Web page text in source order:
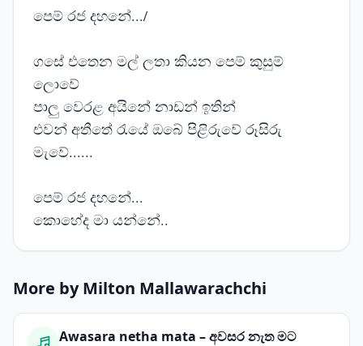
පෙම් රජ දහනේ.../
ගසේ එතෙන මල් ලතා කියන පෙම් කුසුම්
ලොවේ
පාලු වෙරළ අයිනේ නාඩන් ඉතින්
එවන් අතීතේ රැයේ ඔබේ පිළිරුවේ රූසිරු
මැවේ......
පෙම් රජ දහනේ...
කොහේද මා යන්නේ..
More by Milton Mallawarachchi
Awasara netha mata – අවසර නැත මට